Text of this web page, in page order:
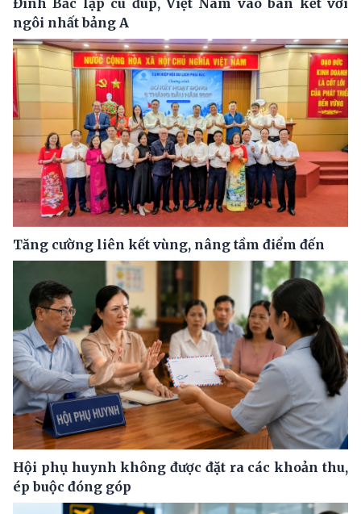
ngôi nhất bảng A
Tăng cường liên kết vùng, nâng tầm điểm đến
Hội phụ huynh không được đặt ra các khoản thu,
ép buộc đóng góp